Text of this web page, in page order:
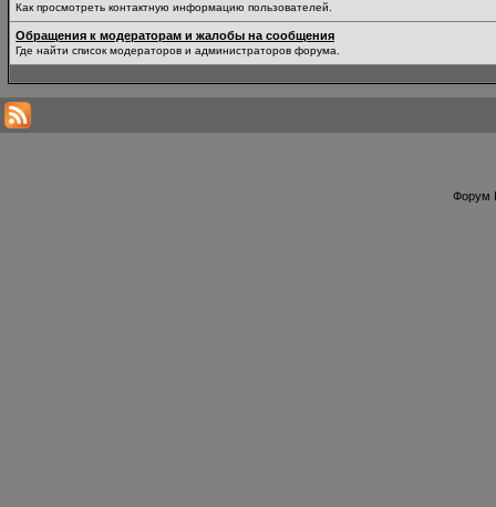
Как просмотреть контактную информацию пользователей.
Обращения к модераторам и жалобы на сообщения
Где найти список модераторов и администраторов форума.
Форум